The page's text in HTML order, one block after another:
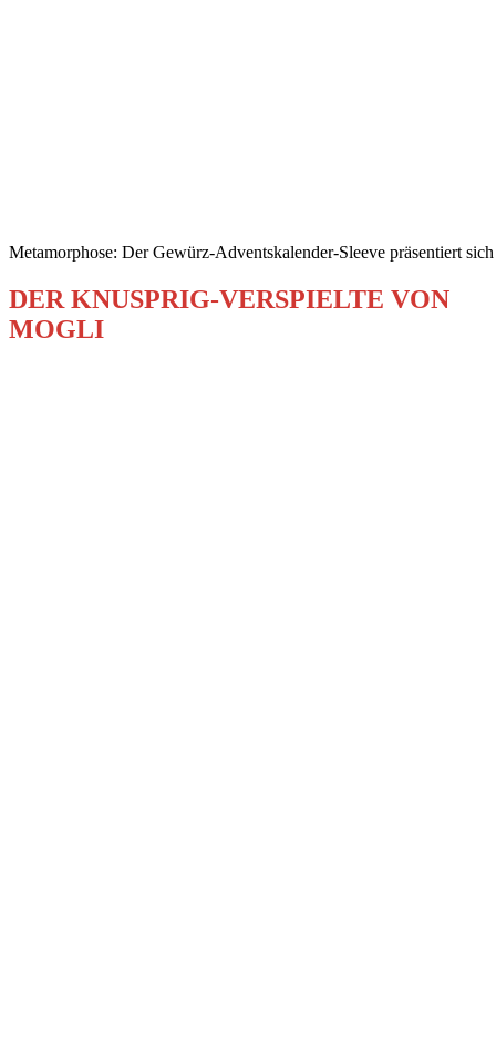
Metamorphose: Der Gewürz-Adventskalender-Sleeve präsentiert
DER KNUSPRIG-VERSPIELTE VON
MOGLI